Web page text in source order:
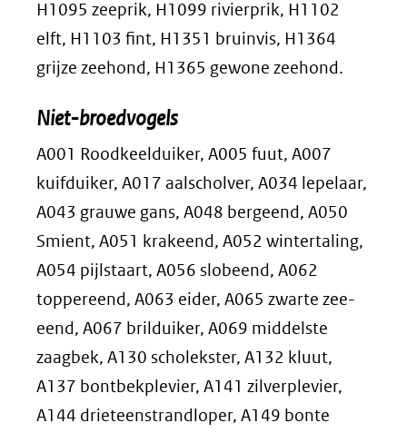
H1095 zeeprik, H1099 rivierprik, H1102
elft, H1103 fint, H1351 bruinvis, H1364
grijze zeehond, H1365 gewone zeehond.
Niet-broedvogels
A001 Roodkeelduiker, A005 fuut, A007
kuifduiker, A017 aalscholver, A034 lepelaar,
A043 grauwe gans, A048 bergeend, A050
Smient, A051 krakeend, A052 wintertaling,
A054 pijlstaart, A056 slobeend, A062
toppereend, A063 eider, A065 zwarte zee-
eend, A067 brilduiker, A069 middelste
zaagbek, A130 scholekster, A132 kluut,
A137 bontbekplevier, A141 zilverplevier,
A144 drieteenstrandloper, A149 bonte